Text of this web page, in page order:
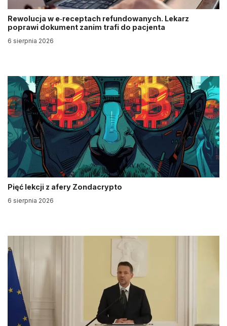
Rewolucja w e‑receptach refundowanych. Lekarz
poprawi dokument zanim trafi do pacjenta
6 sierpnia 2026
Pięć lekcji z afery Zondacrypto
6 sierpnia 2026